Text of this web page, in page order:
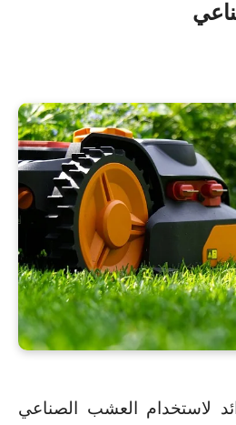
لاستخدام العشب الصناعي